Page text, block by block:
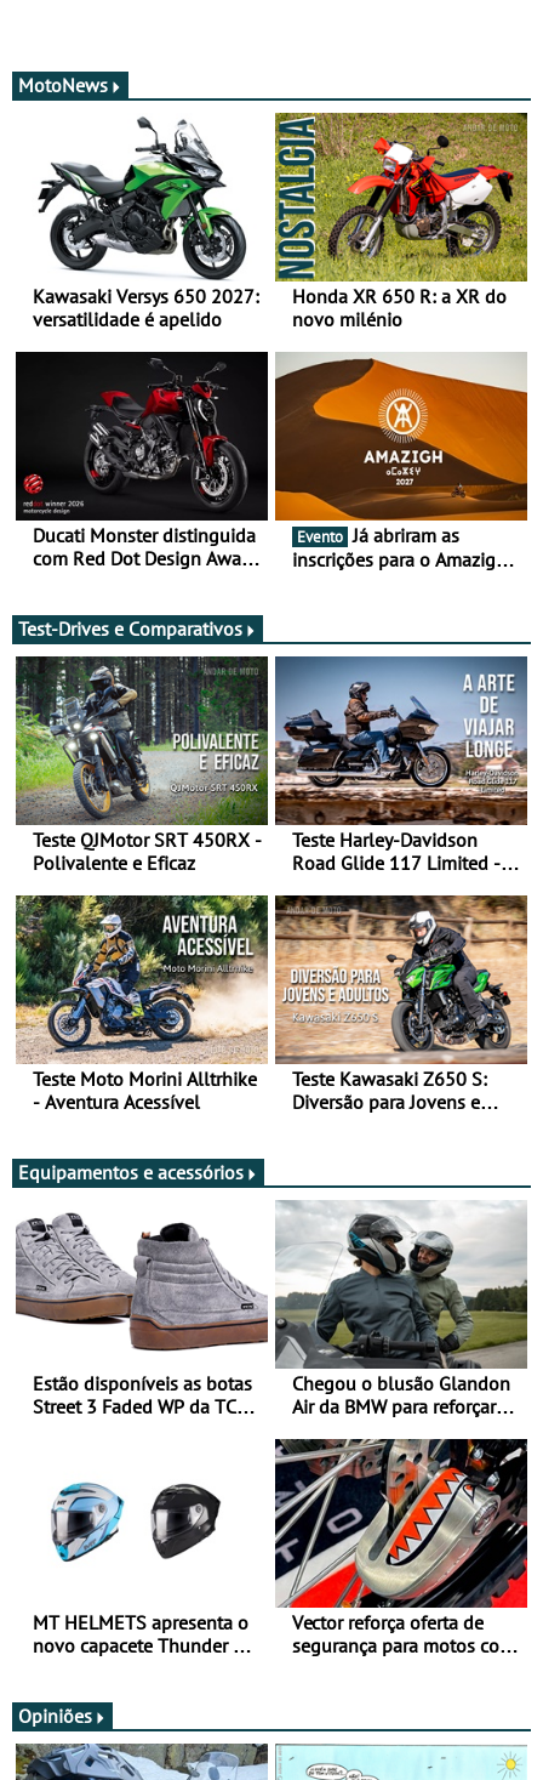
MotoNews
Kawasaki Versys 650 2027:
versatilidade é apelido
Honda XR 650 R: a XR do
novo milénio
Ducati Monster distinguida
com Red Dot Design Award
Evento Já abriram as
inscrições para o Amazigh
experience in Morocco
Test-Drives e Comparativos
Teste QJMotor SRT 450RX -
Polivalente e Eficaz
Teste Harley-Davidson
Road Glide 117 Limited - A
Teste Moto Morini Alltrhike
- Aventura Acessível
Teste Kawasaki Z650 S:
Diversão para Jovens e
Equipamentos e acessórios
Estão disponíveis as botas
Street 3 Faded WP da TCX
Chegou o blusão Glandon
Air da BMW para reforçar
verão
MT HELMETS apresenta o
novo capacete Thunder 4 R
Vector reforça oferta de
segurança para motos com
Opiniões